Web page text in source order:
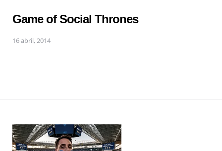
Game of Social Thrones
16 abril, 2014